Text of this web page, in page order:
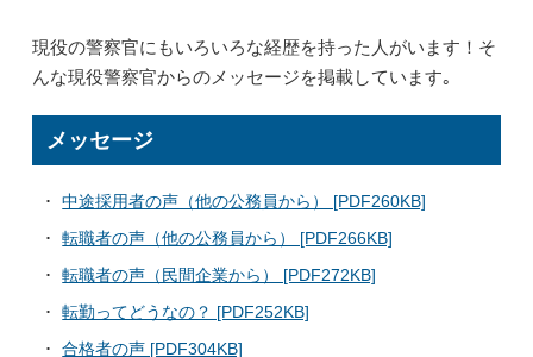
現役の警察官にもいろいろな経歴を持った人がいます！そ
んな現役警察官からのメッセージを掲載しています｡
メッセージ
中途採用者の声（他の公務員から） [PDF260KB]
転職者の声（他の公務員から） [PDF266KB]
転職者の声（民間企業から） [PDF272KB]
転勤ってどうなの？ [PDF252KB]
合格者の声 [PDF304KB]